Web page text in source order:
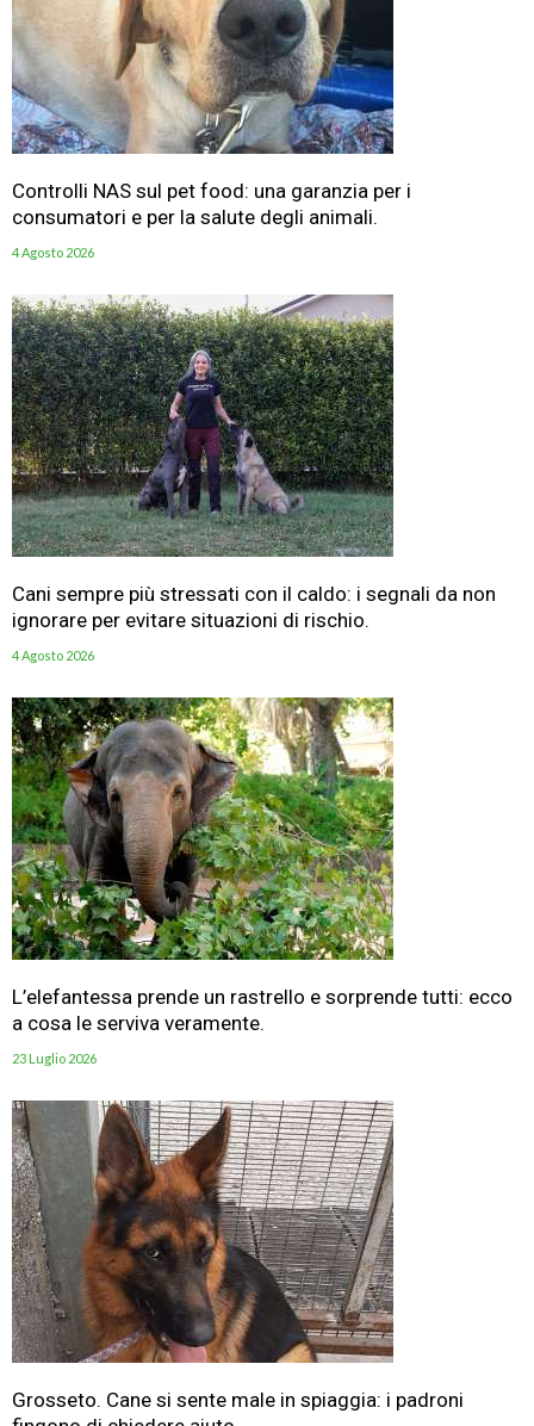
Controlli NAS sul pet food: una garanzia per i
consumatori e per la salute degli animali.
4 Agosto 2026
Cani sempre più stressati con il caldo: i segnali da non
ignorare per evitare situazioni di rischio.
4 Agosto 2026
L’elefantessa prende un rastrello e sorprende tutti: ecco
a cosa le serviva veramente.
23 Luglio 2026
Grosseto. Cane si sente male in spiaggia: i padroni